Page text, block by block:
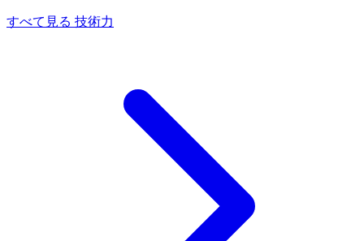
すべて見る 技術力